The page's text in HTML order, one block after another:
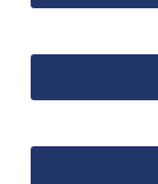
Banco Central do Brasil